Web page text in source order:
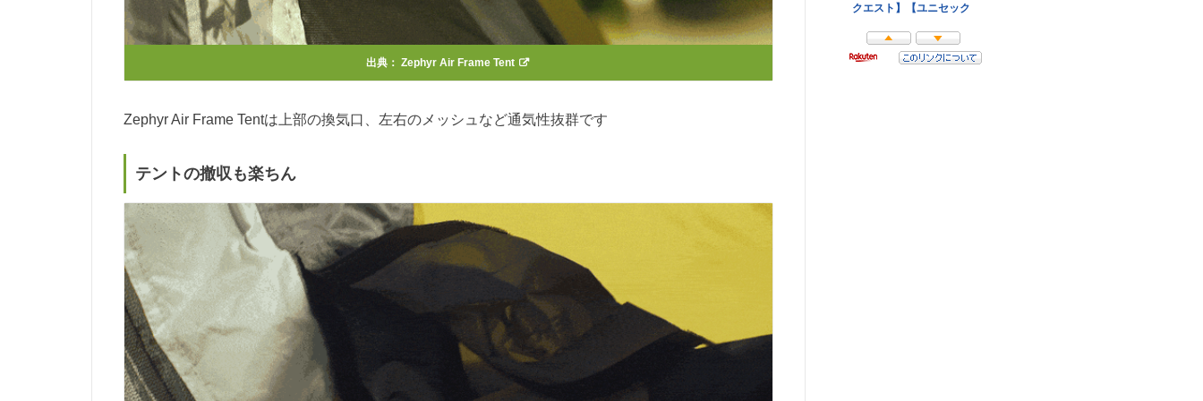
出典： Zephyr Air Frame Tent
Zephyr Air Frame Tentは上部の換気口、左右のメッシュなど通気性抜群です
テントの撤収も楽ちん